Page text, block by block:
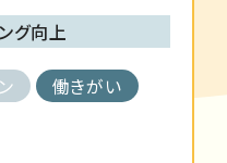
グ向上
働きがい